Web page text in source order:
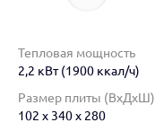
Тепловая мощность
2,2 кВт (1900 ккал/ч)
Размер плиты (ВхДхШ)
102 х 340 х 280